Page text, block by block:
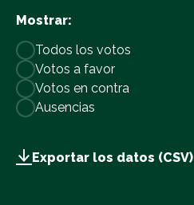
Mostrar:
Todos los votos
Votos a favor
Votos en contra
Ausencias
Exportar los datos (CSV)